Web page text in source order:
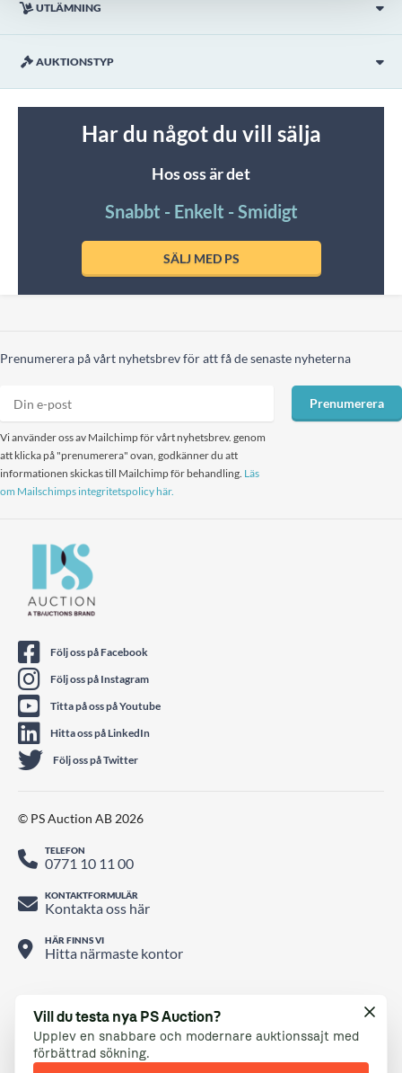
UTLÄMNING
AUKTIONSTYP
Har du något du vill sälja
Hos oss är det
Snabbt - Enkelt - Smidigt
SÄLJ MED PS
Prenumerera på vårt nyhetsbrev för att få de senaste nyheterna
Vi använder oss av Mailchimp för vårt nyhetsbrev. genom
att klicka på "prenumerera" ovan, godkänner du att
informationen skickas till Mailchimp för behandling. Läs
om Mailschimps integritetspolicy här.
Prenumerera
Vill du testa nya PS Auction?
Upplev en snabbare och modernare auktionssajt med
förbättrad sökning.
Följ oss på Facebook
Följ oss på Instagram
Titta på oss på Youtube
Hitta oss på LinkedIn
Följ oss på Twitter
© PS Auction AB 2026
TELEFON
0771 10 11 00
KONTAKTFORMULÄR
Kontakta oss här
HÄR FINNS VI
Hitta närmaste kontor